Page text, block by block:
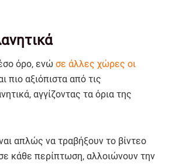
όρο, ενώ σε άλλες χώρες οι
πιο αξιόπιστα από τις
αγγίζοντας τα όρια της
απλώς να τραβήξουν το βίντεο
κάθε περίπτωση, αλλοιώνουν την